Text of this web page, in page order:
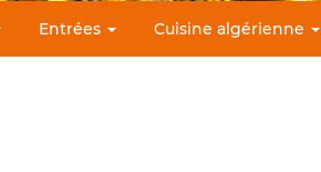
Entrées Cuisine algérienne